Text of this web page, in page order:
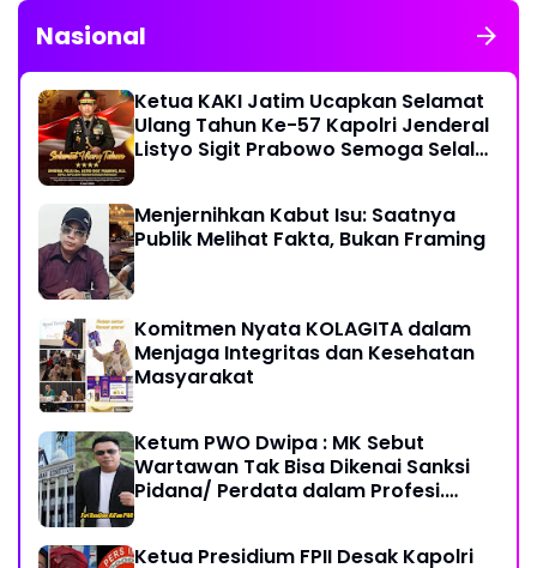
Nasional
Ketua KAKI Jatim Ucapkan Selamat
Ulang Tahun Ke-57 Kapolri Jenderal
Listyo Sigit Prabowo Semoga Selalu
Menjernihkan Kabut Isu: Saatnya
Publik Melihat Fakta, Bukan Framing
Komitmen Nyata KOLAGITA dalam
Menjaga Integritas dan Kesehatan
Masyarakat
Ketum PWO Dwipa : MK Sebut
Wartawan Tak Bisa Dikenai Sanksi
Pidana/ Perdata dalam Profesi.
Ketua Presidium FPII Desak Kapolri